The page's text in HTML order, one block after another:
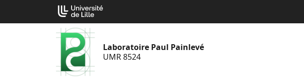
contenu
Laboratoire Paul Painlevé
UMR 8524
Cookies management panel